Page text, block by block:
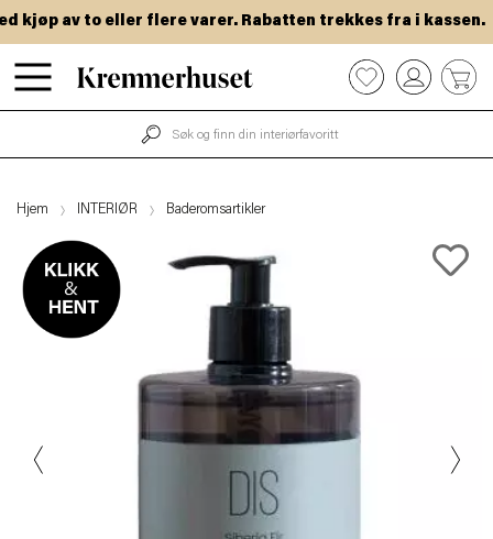
Hopp
til
kjøp av to eller flere varer. Rabatten trekkes fra i kassen.
0
Hjem INTERIØR Baderomsartikler